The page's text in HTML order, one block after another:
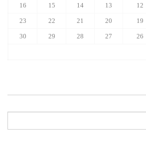
12
13
14
15
16
19
20
21
22
23
26
27
28
29
30